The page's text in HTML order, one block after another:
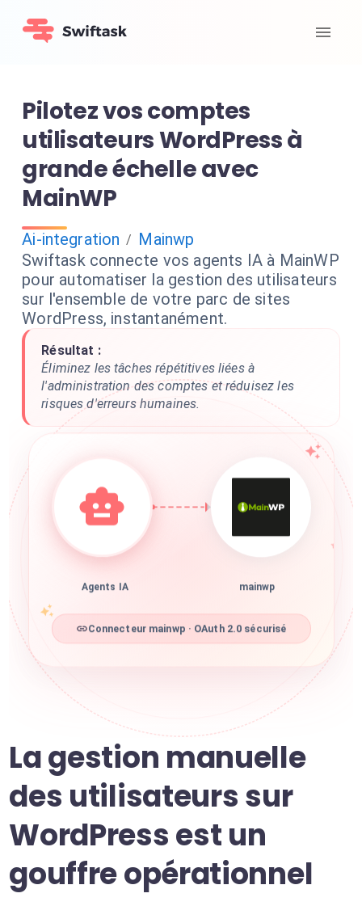
Pilotez vos comptes
utilisateurs WordPress à
grande échelle avec
MainWP
Ai-integration / Mainwp
Swiftask connecte vos agents IA à MainWP
pour automatiser la gestion des utilisateurs
sur l'ensemble de votre parc de sites
WordPress, instantanément.
Résultat :
Éliminez les tâches répétitives liées à
l'administration des comptes et réduisez les
risques d'erreurs humaines.
Agents IA mainwp
Connecteur mainwp · OAuth 2.0 sécurisé
La gestion manuelle
des utilisateurs sur
WordPress est un
gouffre opérationnel